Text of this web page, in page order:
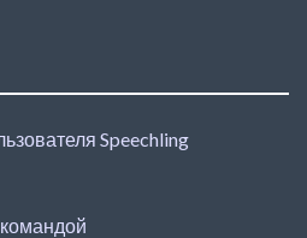
Speechling